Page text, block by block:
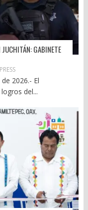
GABINETE
2026.- El
del...